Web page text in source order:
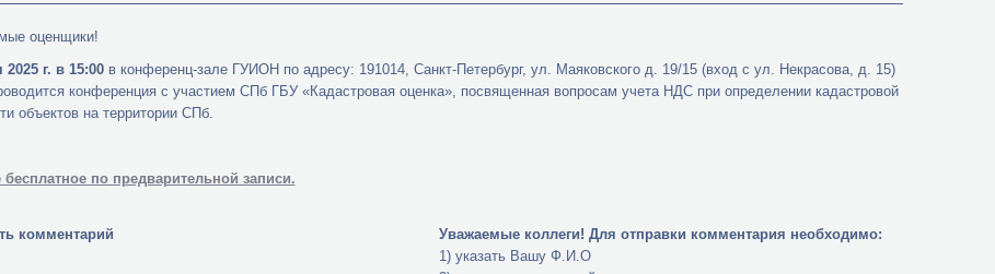
оценщики!
г. в 15:00 в конференц-зале ГУИОН по адресу: 191014, Санкт-Петербург, ул. Маяковского д. 19/15 (вход с ул. Некрасова, д. 15)
конференция с участием СПб ГБУ «Кадастровая оценка», посвященная вопросам учета НДС при определении кадастровой
объектов на территории СПб.
бесплатное по предварительной записи.
комментарий Уважаемые коллеги! Для отправки комментария необходимо:
1) указать Вашу Ф.И.О